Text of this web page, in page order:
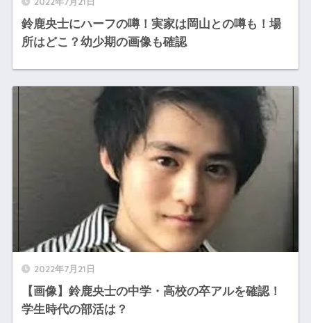
鈴鹿央士にハーフの噂！実家は岡山との噂も！場
所はどこ？幼少期の画像も確認
2022年7月21日
【画像】鈴鹿央士の中学・高校の卒アルを確認！
学生時代の部活は？